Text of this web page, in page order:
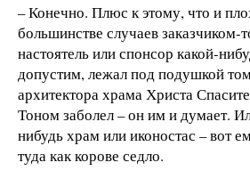
– Конечно. Плюс к этому, что и
большинстве случаев заказчиком-
настоятель или спонсор какой-
допустим, лежал под подушкой
архитектора храма Христа
Тоном заболел – он им и думает.
нибудь храм или иконостас – вот
туда как корове седло.